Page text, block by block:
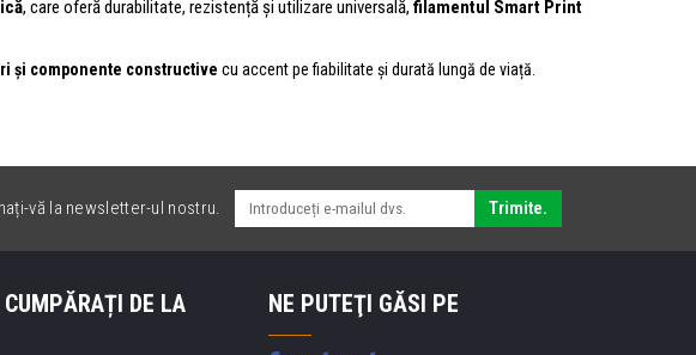
, care oferă durabilitate, rezistență și utilizare universală, filamentul Smart Print
și componente constructive cu accent pe fiabilitate și durată lungă de viață.
vă la newsletter-ul nostru. Trimite.
CUMPĂRAȚI DE LA
NE PUTEŢI GĂSI PE